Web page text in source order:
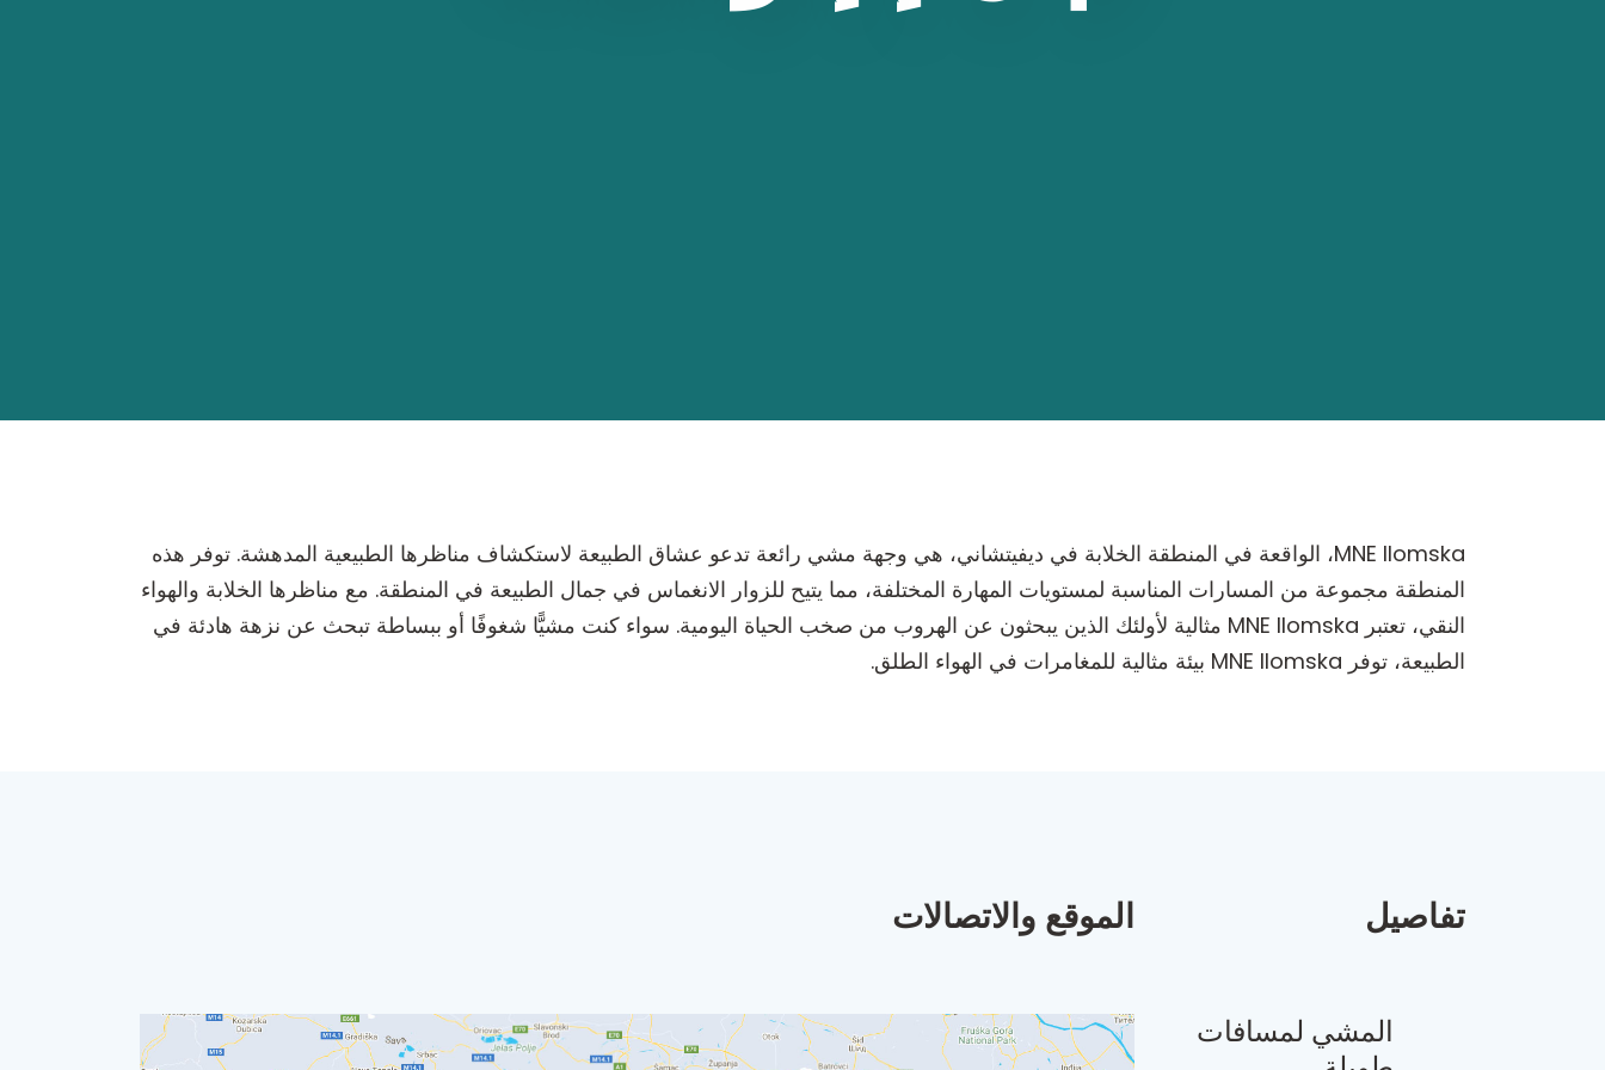
MNE Ilomska، الواقعة في المنطقة الخلابة في ديفيتشاني، هي وجهة مشي رائعة تدعو عشاق الطبيعة لاستكشاف مناظرها الطبيعية المدهشة. توفر هذه
المنطقة مجموعة من المسارات المناسبة لمستويات المهارة المختلفة، مما يتيح للزوار الانغماس في جمال الطبيعة في المنطقة. مع مناظرها الخلابة والهواء
النقي، تعتبر MNE Ilomska مثالية لأولئك الذين يبحثون عن الهروب من صخب الحياة اليومية. سواء كنت مشيًّا شغوفًا أو ببساطة تبحث عن نزهة هادئة في
الطبيعة، توفر MNE Ilomska بيئة مثالية للمغامرات في الهواء الطلق.
تفاصيل
المشي لمسافات
الموقع والاتصالات